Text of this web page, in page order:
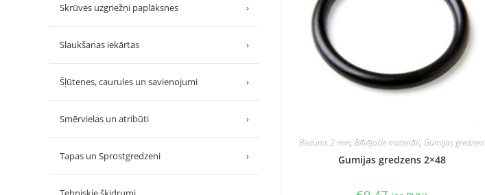
Biezums 2 mm,Blīvējošie materiāli, Gumijas gredzeni
Gumijas gredzens 2×48
Skrūves uzgriežņi paplāksnes ›
Slaukšanas iekārtas ›
Šļūtenes, caurules un savienojumi ›
Smērvielas un atribūti ›
Tapas un Sprostgredzeni ›